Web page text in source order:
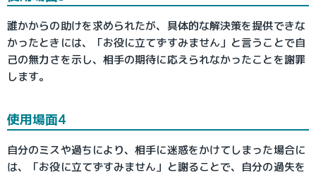
誰かからの助けを求められたが、具体的な解決策を提供できな
かったときには、「お役に立てずすみません」と言うことで自
己の無力さを示し、相手の期待に応えられなかったことを謝罪
します。
使用場面4
自分のミスや過ちにより、相手に迷惑をかけてしまった場合に
は、「お役に立てずすみません」と謝ることで、自分の過失を